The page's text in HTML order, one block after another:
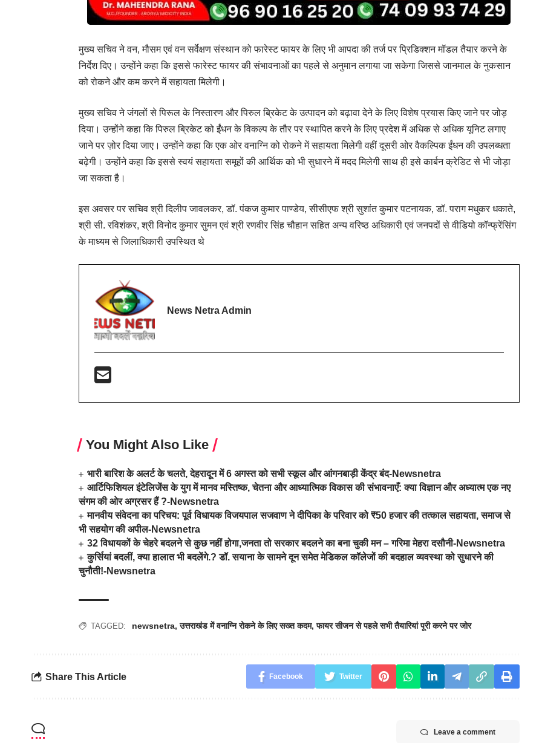
मुख्य सचिव ने वन, मौसम एवं वन सर्वेक्षण संस्थान को फारेस्ट फायर के लिए भी आपदा की तर्ज पर प्रिडिक्शन मॉडल तैयार करने के
निर्देश दिए। उन्होंने कहा कि इससे फारेस्ट फायर की संभावनाओं का पहले से अनुमान लगाया जा सकेगा जिससे जानमाल के नुकसान
को रोकने और कम करने में सहायता मिलेगी।
मुख्य सचिव ने जंगलों से पिरूल के निस्तारण और पिरुल ब्रिकेट के उत्पादन को बढ़ावा देने के लिए विशेष प्रयास किए जाने पर जोड़
दिया। उन्होंने कहा कि पिरुल ब्रिकेट को ईंधन के विकल्प के तौर पर स्थापित करने के लिए प्रदेश में अधिक से अधिक यूनिट लगाए
जाने पर ज़ोर दिया जाए। उन्होंने कहा कि एक ओर वनाग्नि को रोकने में सहायता मिलेगी वहीं दूसरी ओर वैकल्पिक ईंधन की उपलब्धता
बढ़ेगी। उन्होंने कहा कि इससे स्वयं सहायता समूहों की आर्थिक को भी सुधारने में मदद मिलेगी साथ ही इसे कार्बन क्रेडिट से भी जोड़ा
जा सकता है।
इस अवसर पर सचिव श्री दिलीप जावलकर, डॉ. पंकज कुमार पाण्डेय, सीसीएफ श्री सुशांत कुमार पटनायक, डॉ. पराग मधुकर धकाते,
श्री सी. रविशंकर, श्री विनोद कुमार सुमन एवं श्री रणवीर सिंह चौहान सहित अन्य वरिष्ठ अधिकारी एवं जनपदों से वीडियो कॉन्फ्रेंसिंग
के माध्यम से जिलाधिकारी उपस्थित थे
News Netra Admin
You Might Also Like
भारी बारिश के अलर्ट के चलते, देहरादून में 6 अगस्त को सभी स्कूल और आंगनबाड़ी केंद्र बंद-Newsnetra
आर्टिफिशियल इंटेलिजेंस के युग में मानव मस्तिष्क, चेतना और आध्यात्मिक विकास की संभावनाएँ: क्या विज्ञान और अध्यात्म एक नए
संगम की ओर अग्रसर हैं ?-Newsnetra
मानवीय संवेदना का परिचय: पूर्व विधायक विजयपाल सजवाण ने दीपिका के परिवार को ₹50 हजार की तत्काल सहायता, समाज से
भी सहयोग की अपील-Newsnetra
32 विधायकों के चेहरे बदलने से कुछ नहीं होगा,जनता तो सरकार बदलने का बना चुकी मन – गरिमा मेहरा दसौनी-Newsnetra
कुर्सियां बदलीं, क्या हालात भी बदलेंगे.? डॉ. सयाना के सामने दून समेत मेडिकल कॉलेजों की बदहाल व्यवस्था को सुधारने की
चुनौती!-Newsnetra
TAGGED: newsnetra,उत्तराखंड में वनाग्नि रोकने के लिए सख्त कदम,फायर सीजन से पहले सभी तैयारियां पूरी करने पर जोर
Share This Article Facebook Twitter
Leave a comment